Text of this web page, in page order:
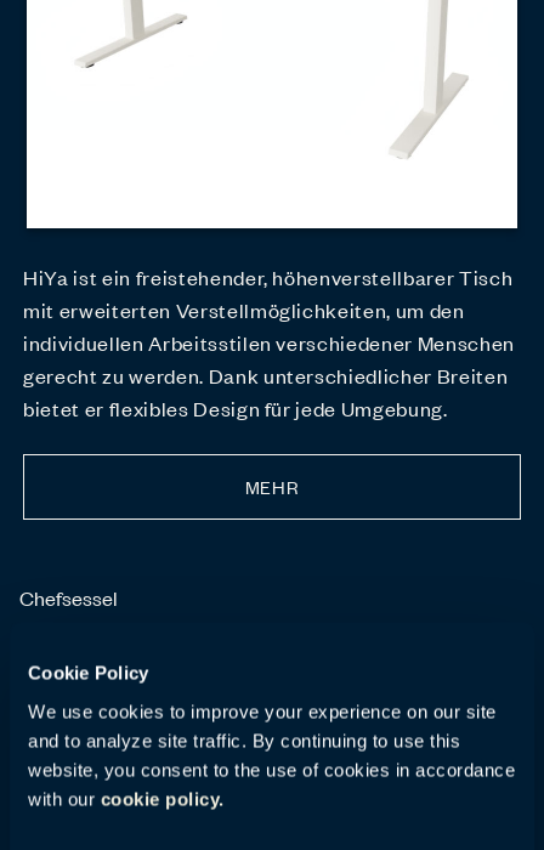
Cookie Policy
We use cookies to improve your experience on our site
and to analyze site traffic. By continuing to use this
website, you consent to the use of cookies in accordance
with our cookie policy.
HiYa ist ein freistehender, höhenverstellbarer Tisch
mit erweiterten Verstellmöglichkeiten, um den
individuellen Arbeitsstilen verschiedener Menschen
gerecht zu werden. Dank unterschiedlicher Breiten
bietet er flexibles Design für jede Umgebung.
MEHR
Chefsessel